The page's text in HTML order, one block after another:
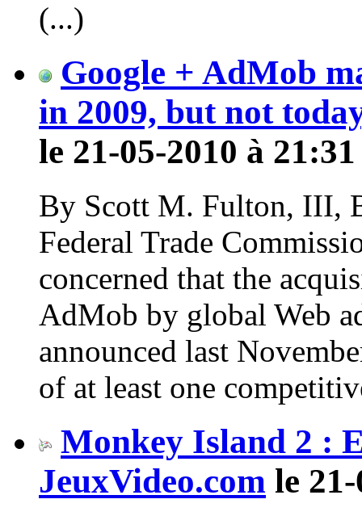
(...)
Google + AdMob
in 2009, but not
le 21-05-2010 à 21:31
By Scott M. Fulton, III,
Federal Trade
concerned that the
AdMob by global Web
announced last
of at least one
Monkey Island 2 :
JeuxVideo.com le